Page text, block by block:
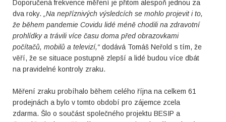
Doporučená frekvence měření je přitom alespoň jednou za
dva roky.
Na nepříznivých výsledcích se mohlo projevit i to,
že během pandemie Covidu lidé méně chodili na zdravotní
prohlídky a trávili více času doma před obrazovkami
počítačů, mobilů a televizí,“ dodává Tomáš Neřold s tím, že
věří, že se situace postupně zlepší a lidé budou více dbát
na pravidelné kontroly zraku.
Měření zraku probíhalo během celého října na celkem 61
prodejnách a bylo v tomto období pro zájemce zcela
zdarma. Šlo o součást společného projektu BESIP a